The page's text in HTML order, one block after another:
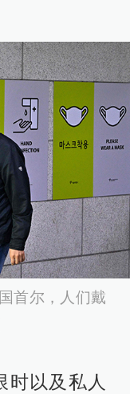
首尔，人们戴
时以及私人